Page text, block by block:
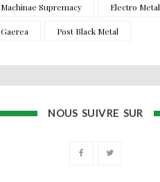
Machinae Supremacy Electro Metal
Gaerea Post Black Metal
NOUS SUIVRE SUR